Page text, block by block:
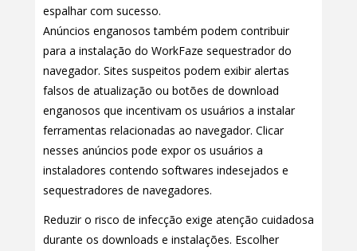
espalhar com sucesso.
Anúncios enganosos também podem contribuir
para a instalação do WorkFaze sequestrador do
navegador. Sites suspeitos podem exibir alertas
falsos de atualização ou botões de download
enganosos que incentivam os usuários a instalar
ferramentas relacionadas ao navegador. Clicar
nesses anúncios pode expor os usuários a
instaladores contendo softwares indesejados e
sequestradores de navegadores.
Reduzir o risco de infecção exige atenção cuidadosa
durante os downloads e instalações. Escolher